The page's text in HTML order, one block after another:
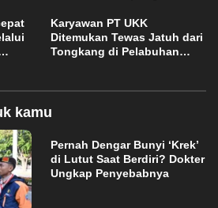
Karyawan PT UKK
Ditemukan Tewas Jatuh dari
Tongkang di Pelabuhan
kamu
Pernah Dengar Bunyi ‘Krek’
di Lutut Saat Berdiri? Dokter
Ungkap Penyebabnya